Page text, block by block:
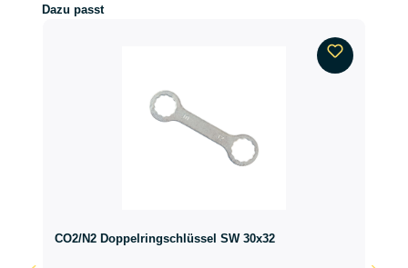
Produktgalerie überspringen
Dazu passt
CO2/N2 Doppelringschlüssel SW 30x32